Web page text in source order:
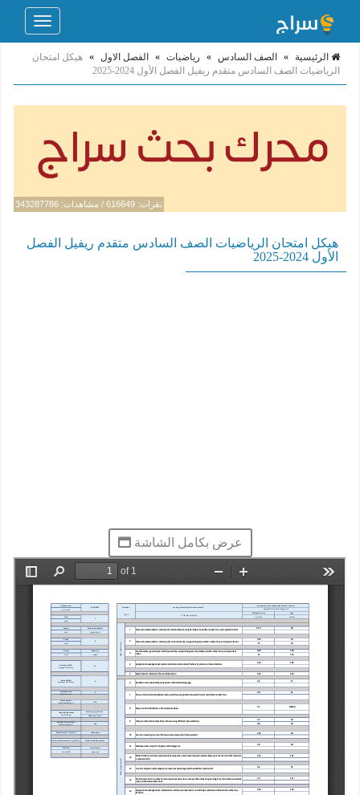
Toggle
الرئيسية » الصف السادس » رياضيات » الفصل الاول » هيكل امتحان
الرياضيات الصف السادس متقدم ريفيل الفصل الأول 2024-2025
نقرات: 616649 / مشاهدات: 343287786
هيكل امتحان الرياضيات الصف السادس متقدم ريفيل الفصل
الأول 2024-2025
عرض بكامل الشاشة